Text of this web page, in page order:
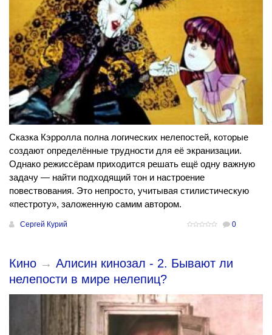
Сказка Кэрролла полна логических нелепостей, которые
создают определённые трудности для её экранизации.
Однако режиссёрам приходится решать ещё одну важную
задачу — найти подходящий тон и настроение
повествования. Это непросто, учитывая стилистическую
«пестроту», заложенную самим автором.
Сергей Курий 0
Кино → Алисин кинозал - 2. Бывают ли
нелепости в мире нелепиц?